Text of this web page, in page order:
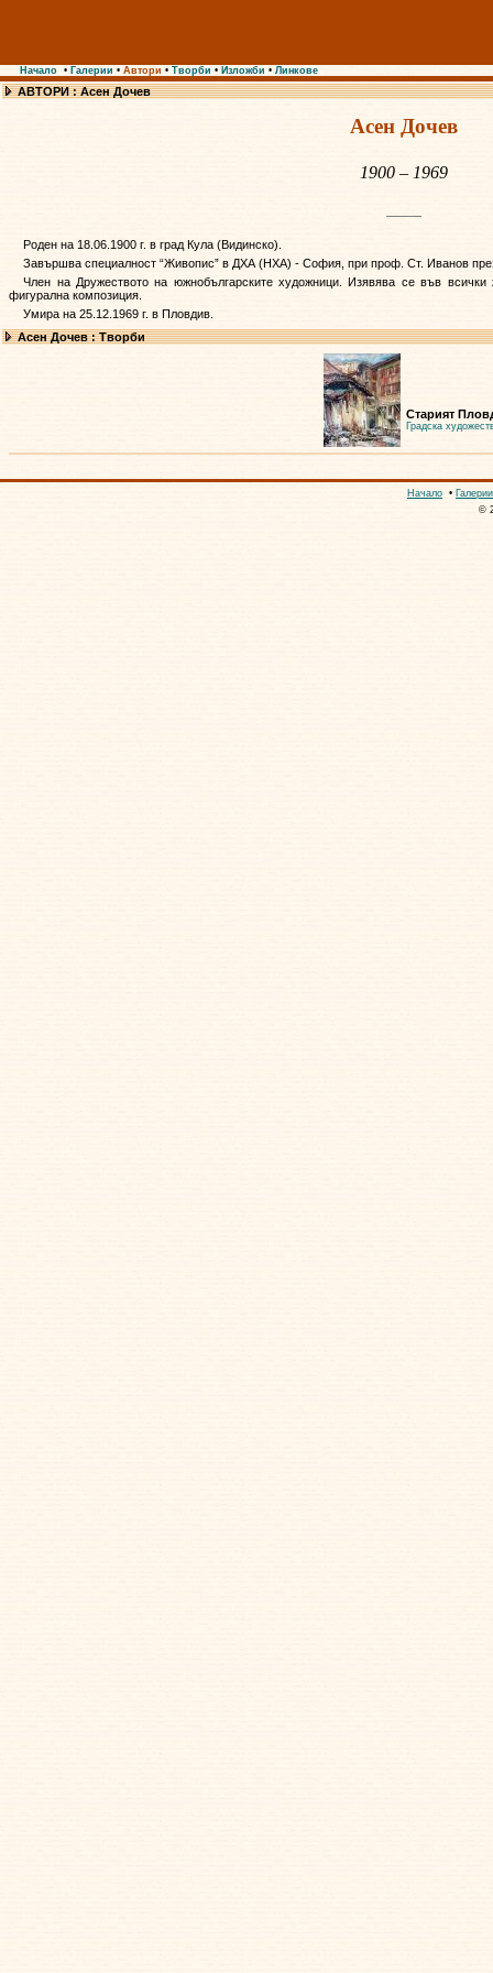
Начало • Галерии • Автори • Творби • Изложби • Линкове
АВТОРИ : Асен Дочев
Асен Дочев
1900 – 1969
Роден на 18.06.1900 г. в град Кула (Видинско).
Завършва специалност “Живопис” в ДХА (НХА) - София, при проф. Ст. Иванов
Член на Дружеството на южнобългарските художници. Изявява се във всички
фигурална композиция.
Умира на 25.12.1969 г. в Пловдив.
Асен Дочев : Творби
Старият
Градска
Начало • Галерии
©